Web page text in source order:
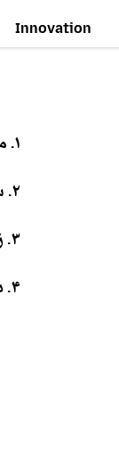
Innovation
۱. مرورگر:
۲. سکو:
۳. زبان:
۴. دریافت: